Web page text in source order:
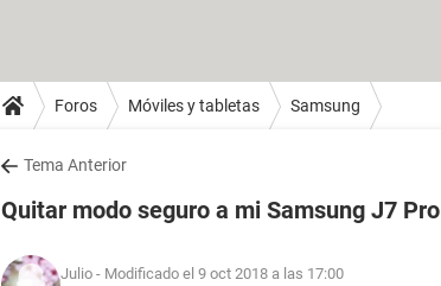
Foros Móviles y tabletas Samsung
Tema Anterior
Quitar modo seguro a mi Samsung J7 Pro
Julio - Modificado el 9 oct 2018 a las 17:00